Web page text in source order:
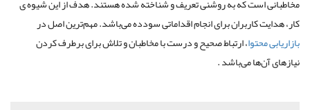
مخاطبانی است که به روشنی تعریف و شناخته شده هستند. هدف از این شیوه ی
کار، هدایت کاربران برای انجام اقداماتی سودده می‌باشد.مهم‌ترین اصل در
بازاریابی محتوا، ارتباط صحیح و درست با مخاطبان و تلاش برای برطرف کردن
نیازهای آن‌ها می‌باشد .